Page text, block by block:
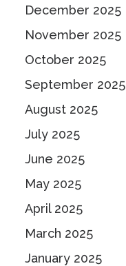
December 2025
November 2025
October 2025
September 2025
August 2025
July 2025
June 2025
May 2025
April 2025
March 2025
January 2025